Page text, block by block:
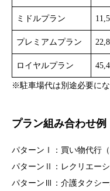
ミドルプラン
プレミアムプラン
ロイヤルプラン
※駐車場代は別途必要にな
プラン組み合わせ例
パターンⅠ：買い物代行（
パターンⅡ：レクリエーシ
パターンⅢ：介護タクシー